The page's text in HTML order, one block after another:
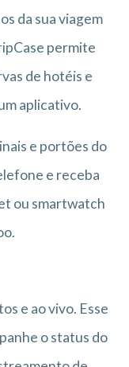
da sua viagem
permite
de hotéis e
aplicativo.
e portões do
e receba
ou smartwatch
e ao vivo. Esse
o status do